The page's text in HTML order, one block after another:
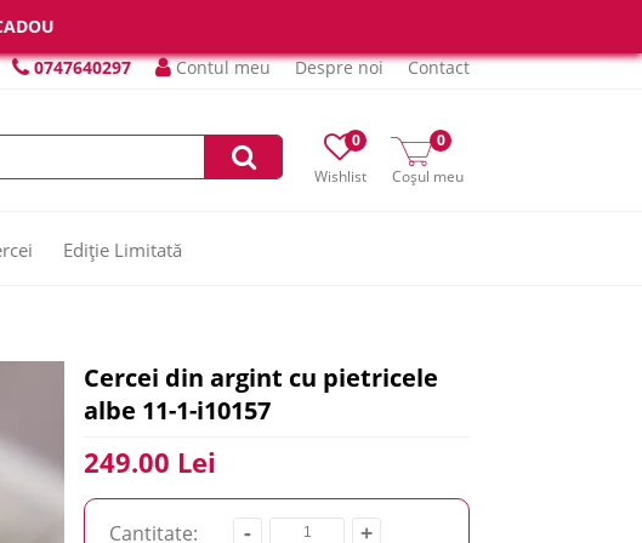
0747640297
Contul meu Despre noi Contact
Wishlist
0
Coșul meu
0
Ediție Limitată
Cercei din argint cu pietricele
albe 11-1-i10157
249.00 Lei
Cantitate: - +